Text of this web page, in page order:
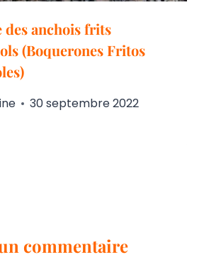
des anchois frits
(Boquerones Fritos
30 septembre 2022
commentaire